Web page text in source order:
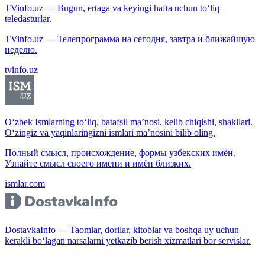
TVinfo.uz — Bugun, ertaga va keyingi hafta uchun to‘liq
teledasturlar.
TVinfo.uz — Телепрограмма на сегодня, завтра и ближайшую
неделю.
tvinfo.uz
O‘zbek Ismlarning to‘liq, batafsil ma’nosi, kelib chiqishi, shakllari.
O‘zingiz va yaqinlaringizni ismlari ma’nosini bilib oling.
Полный смысл, происхождение, формы узбекских имён.
Узнайте смысл своего имени и имён близких.
ismlar.com
DostavkaInfo — Taomlar, dorilar, kitoblar va boshqa uy uchun
kerakli bo‘lagan narsalarni yetkazib berish xizmatlari bor servislar.